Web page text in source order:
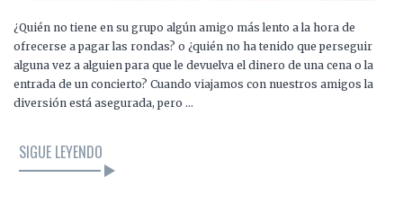
¿Quién no tiene en su grupo algún amigo más lento a la hora de
ofrecerse a pagar las rondas? o ¿quién no ha tenido que perseguir
alguna vez a alguien para que le devuelva el dinero de una cena o la
entrada de un concierto? Cuando viajamos con nuestros amigos la
diversión está asegurada, pero …
SIGUE LEYENDO